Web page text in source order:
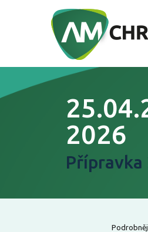
2026
Přípravka